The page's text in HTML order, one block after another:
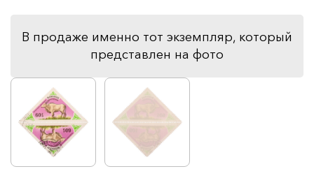
В продаже именно тот экземпляр, который
представлен на фото